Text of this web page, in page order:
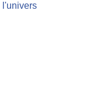
l'univers